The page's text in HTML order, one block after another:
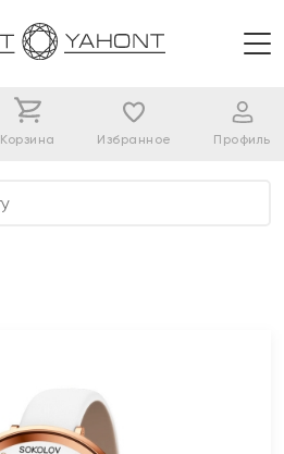
Корзина Избранное Профиль